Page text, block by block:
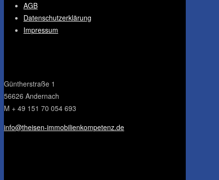
AGB
Datenschutzerklärung
Impressum
Gün­t­her­stra­ße 1
56626 Ander­nach
M + 49 151 70 054 693
info@​theisen-​immobilienkompetenz.​de